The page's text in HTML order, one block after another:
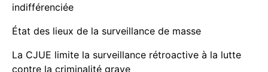
indifférenciée
État des lieux de la surveillance de masse
La CJUE limite la surveillance rétroactive à la lutte
contre la criminalité grave